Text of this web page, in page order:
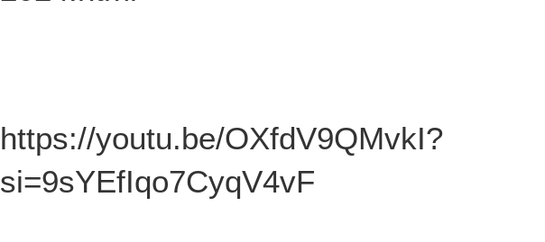
https://youtu.be/OXfdV9QMvkI?
si=9sYEfIqo7CyqV4vF